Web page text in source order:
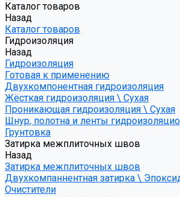
Каталог товаров
Назад
Каталог товаров
Гидроизоляция
Назад
Гидроизоляция
Готовая к применению
Двухкомпонентная гидроизоляция
Жёсткая гидроизоляция \ Сухая
Проникающая гидроизоляция \ Сухая
Шнур, полотна и ленты
Грунтовка
Затирка межплиточных швов
Назад
Затирка межплиточных швов
Двухкомпаннентная затирка \
Очистители